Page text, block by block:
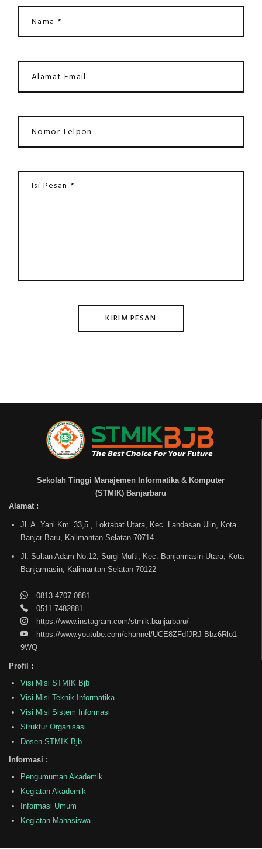
KIRIM PESAN
Sekolah Tinggi Manajemen Informatika & Komputer
(STMIK) Banjarbaru
Alamat :
Jl. A. Yani Km. 33,5 , Loktabat Utara, Kec. Landasan Ulin, Kota
Banjar Baru, Kalimantan Selatan 70714
Jl. Sultan Adam No.12, Surgi Mufti, Kec. Banjarmasin Utara, Kota
Banjarmasin, Kalimantan Selatan 70122
0813-4707-0881
0511-7482881
https://www.instagram.com/stmik.banjarbaru/
https://www.youtube.com/channel/UCE8ZFdfJRJ-Bbz6Rlo1-
9WQ
Profil :
Visi Misi STMIK Bjb
Visi Misi Teknik Informatika
Visi Misi Sistem Informasi
Struktur Organisasi
Dosen STMIK Bjb
Informasi :
Pengumuman Akademik
Kegiatan Akademik
Informasi Umum
Kegiatan Mahasiswa